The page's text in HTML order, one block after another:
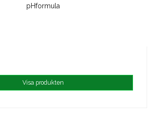
pHformula
Visa produkten